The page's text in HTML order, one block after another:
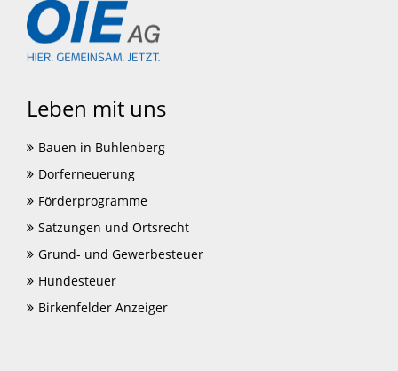
Leben mit uns
Bauen in Buhlenberg
Dorferneuerung
Förderprogramme
Satzungen und Ortsrecht
Grund- und Gewerbesteuer
Hundesteuer
Birkenfelder Anzeiger